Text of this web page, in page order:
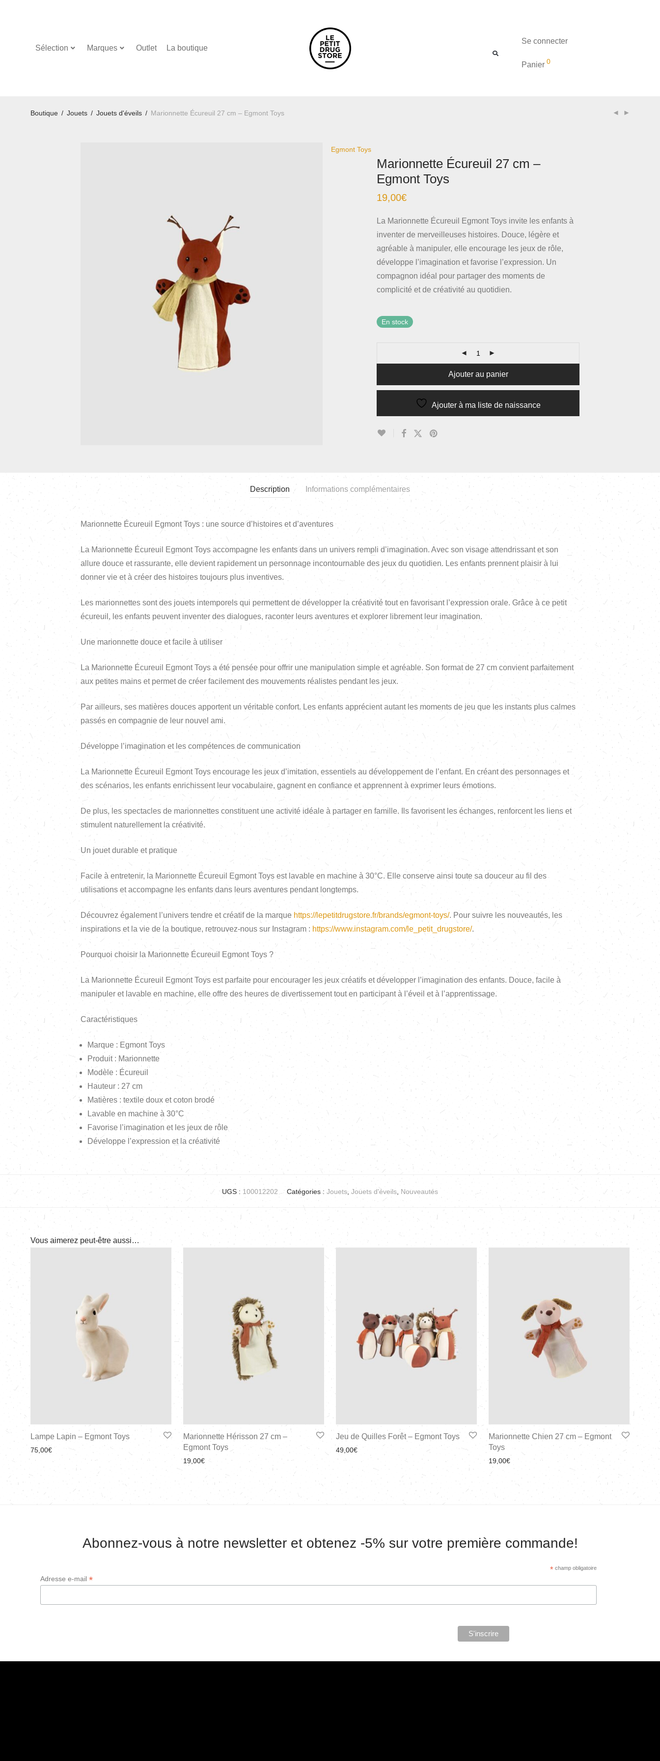
Sélection Marques Outlet La boutique
Se connecter
Panier 0
Boutique / Jouets / Jouets d'éveils / Marionnette Écureuil 27 cm – Egmont Toys
Egmont Toys
Marionnette Écureuil 27 cm –
Egmont Toys
19,00€
La Marionnette Écureuil Egmont Toys invite les enfants à
inventer de merveilleuses histoires. Douce, légère et
agréable à manipuler, elle encourage les jeux de rôle,
développe l’imagination et favorise l’expression. Un
compagnon idéal pour partager des moments de
complicité et de créativité au quotidien.
En stock
Ajouter au panier
Ajouter à ma liste de naissance
Description Informations complémentaires
Marionnette Écureuil Egmont Toys : une source d’histoires et d’aventures
La Marionnette Écureuil Egmont Toys accompagne les enfants dans un univers rempli d’imagination. Avec son visage attendrissant et son
allure douce et rassurante, elle devient rapidement un personnage incontournable des jeux du quotidien. Les enfants prennent plaisir à lui
donner vie et à créer des histoires toujours plus inventives.
Les marionnettes sont des jouets intemporels qui permettent de développer la créativité tout en favorisant l’expression orale. Grâce à ce petit
écureuil, les enfants peuvent inventer des dialogues, raconter leurs aventures et explorer librement leur imagination.
Une marionnette douce et facile à utiliser
La Marionnette Écureuil Egmont Toys a été pensée pour offrir une manipulation simple et agréable. Son format de 27 cm convient parfaitement
aux petites mains et permet de créer facilement des mouvements réalistes pendant les jeux.
Par ailleurs, ses matières douces apportent un véritable confort. Les enfants apprécient autant les moments de jeu que les instants plus calmes
passés en compagnie de leur nouvel ami.
Développe l’imagination et les compétences de communication
La Marionnette Écureuil Egmont Toys encourage les jeux d’imitation, essentiels au développement de l’enfant. En créant des personnages et
des scénarios, les enfants enrichissent leur vocabulaire, gagnent en confiance et apprennent à exprimer leurs émotions.
De plus, les spectacles de marionnettes constituent une activité idéale à partager en famille. Ils favorisent les échanges, renforcent les liens et
stimulent naturellement la créativité.
Un jouet durable et pratique
Facile à entretenir, la Marionnette Écureuil Egmont Toys est lavable en machine à 30°C. Elle conserve ainsi toute sa douceur au fil des
utilisations et accompagne les enfants dans leurs aventures pendant longtemps.
Découvrez également l’univers tendre et créatif de la marque https://lepetitdrugstore.fr/brands/egmont-toys/⁠. Pour suivre les nouveautés, les
inspirations et la vie de la boutique, retrouvez-nous sur Instagram : https://www.instagram.com/le_petit_drugstore/⁠.
Pourquoi choisir la Marionnette Écureuil Egmont Toys ?
La Marionnette Écureuil Egmont Toys est parfaite pour encourager les jeux créatifs et développer l’imagination des enfants. Douce, facile à
manipuler et lavable en machine, elle offre des heures de divertissement tout en participant à l’éveil et à l’apprentissage.
Caractéristiques
Marque : Egmont Toys
Produit : Marionnette
Modèle : Écureuil
Hauteur : 27 cm
Matières : textile doux et coton brodé
Lavable en machine à 30°C
Favorise l’imagination et les jeux de rôle
Développe l’expression et la créativité
UGS : 100012202 Catégories : Jouets, Jouets d'éveils, Nouveautés
Vous aimerez peut-être aussi…
Lampe Lapin – Egmont Toys
75,00€
Marionnette Hérisson 27 cm –
Egmont Toys
19,00€
Jeu de Quilles Forêt – Egmont Toys
49,00€
Marionnette Chien 27 cm – Egmont
Toys
19,00€
Abonnez-vous à notre newsletter et obtenez -5% sur votre première commande!
*champ obligatoire
Adresse e-mail *